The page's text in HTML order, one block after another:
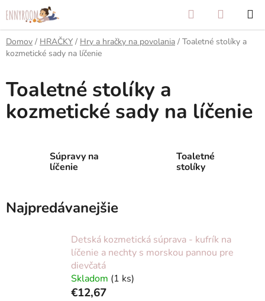
na
obsah
Hľadať
KOŠÍK
Domov / HRAČKY / Hry a hračky na povolania / Toaletné stolíky a
kozmetické sady na líčenie
Toaletné stolíky a
kozmetické sady na líčenie
Súpravy na
líčenie
Toaletné
stolíky
Najpredávanejšie
Detská kozmetická súprava - kufrík na
líčenie a nechty s morskou pannou pre
dievčatá
Skladom (1 ks)
€12,67